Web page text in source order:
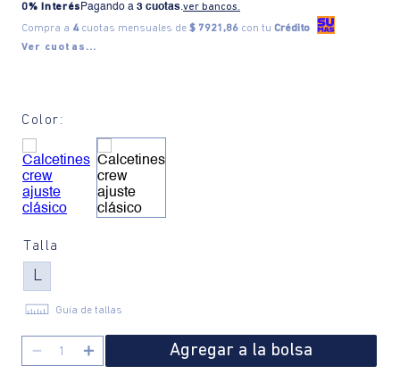
0% Interés Pagando a 3 cuotas.ver bancos.
Compra a 4cuotas mensuales de $ 7921,86 con tu Crédito
Ver cuotas...
Color:
Talla
L
Guía de tallas
＋
－ Agregar a la bolsa